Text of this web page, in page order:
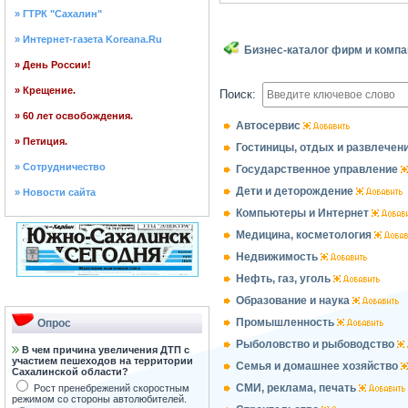
» ГТРК "Сахалин"
» Интернет-газета Koreana.Ru
» День России!
» Крещение.
» 60 лет освобождения.
» Петиция.
» Сотрудничество
» Новости сайта
Опрос
В чем причина увеличения ДТП с
участием пешеходов на территории
Сахалинской области?
Рост пренебрежений скоростным
режимом со стороны автолюбителей.
Бизнес-каталог фирм и
Поиск:
Автосервис
Гостиницы, отдых и
Государственное управление
Дети и деторождение
Компьютеры и Интернет
Медицина, косметология
Недвижимость
Нефть, газ, уголь
Образование и наука
Промышленность
Рыболовство и рыбоводство
Семья и домашнее хозяйство
СМИ, реклама, печать